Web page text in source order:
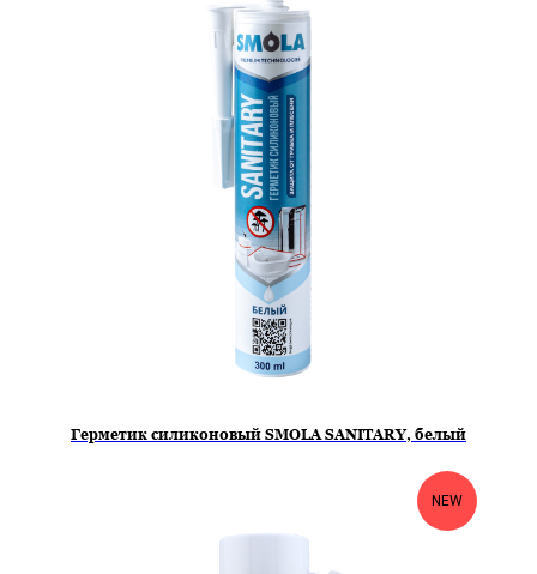
Герметик силиконовый SMOLA SANITARY, белый
NEW